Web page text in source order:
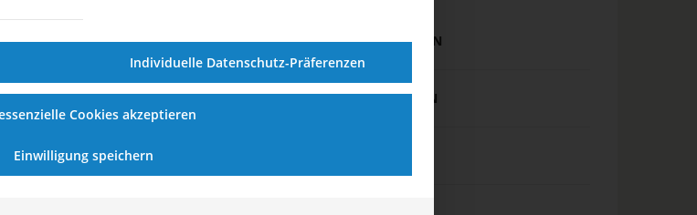
wurden schon die
DJM SCHWIMMEN
DM SCHWIMMEN
Individuelle Datenschutz-Präferenzen
Cookies akzeptieren
Einwilligung speichern